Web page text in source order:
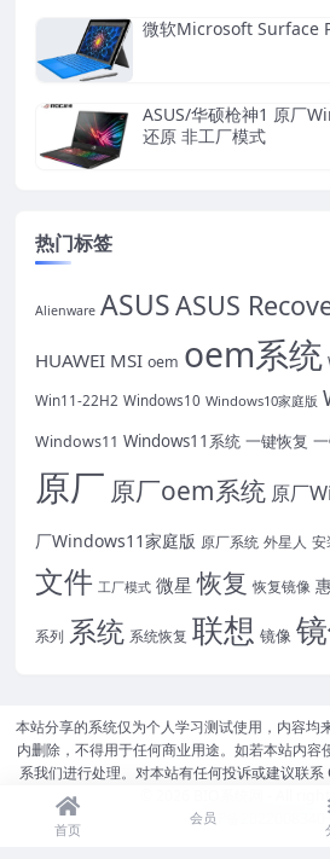
微软Microsoft Surface
ASUS/华硕枪神1 原厂
还原 非工厂模式
热门标签
Alienware ASUSASUS
HUAWEI MSI oem oem系统
Win11-22H2 Windows10 Windows10家庭版
Windows11 Windows11系统 一键恢复
原厂 原厂oem系统 原厂
厂Windows11家庭版 原厂系统 外星人 安
文件 工厂模式 微星 恢复 恢复镜像
系列 系统 系统恢复 联想 镜像
本站分享的系统仅为个人学习测试使用，内容均
内删除，不得用于任何商业用途。如若本站内容
系我们进行处理。对本站有任何投诉或建议联
- All
豫ICP备2022008340
首页
会员